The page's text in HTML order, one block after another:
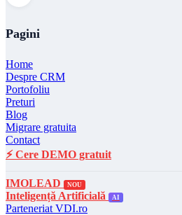
Pagini
Home
Despre CRM
Portofoliu
Preturi
Blog
Migrare gratuita
Contact
⚡ Cere DEMO gratuit
IMOLEAD NOU
Inteligență Artificială AI
Parteneriat VDI.ro